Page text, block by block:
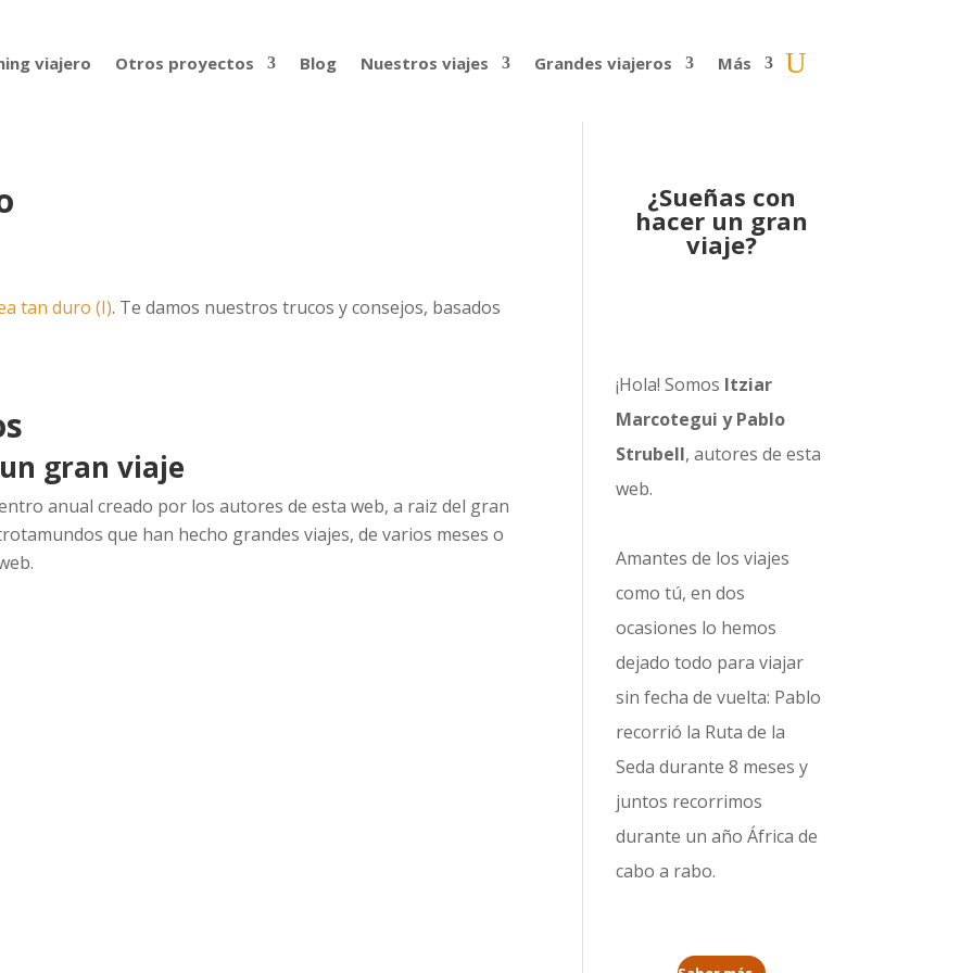
viajero Otros proyectos Blog Nuestros viajes Grandes viajeros Más
tan duro (I). Te damos nuestros trucos y consejos, basados
gran viaje
anual creado por los autores de esta web, a raiz del gran
que han hecho grandes viajes, de varios meses o
¿Sueñas con
hacer un gran
viaje?
¡Hola! Somos Itziar
Marcotegui y Pablo
Strubell, autores de esta
web.
Amantes de los viajes
como tú, en dos
ocasiones lo hemos
dejado todo para viajar
sin fecha de vuelta: Pablo
recorrió la Ruta de la
Seda durante 8 meses y
juntos recorrimos
durante un añoÁfrica de
cabo a rabo.